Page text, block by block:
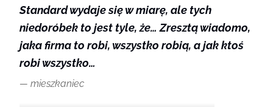
Standard wydaje się w miarę, ale tych
niedoróbek to jest tyle, że… Zresztą wiadomo,
jaka firma to robi, wszystko robią, a jak ktoś
robi wszystko…
mieszkaniec